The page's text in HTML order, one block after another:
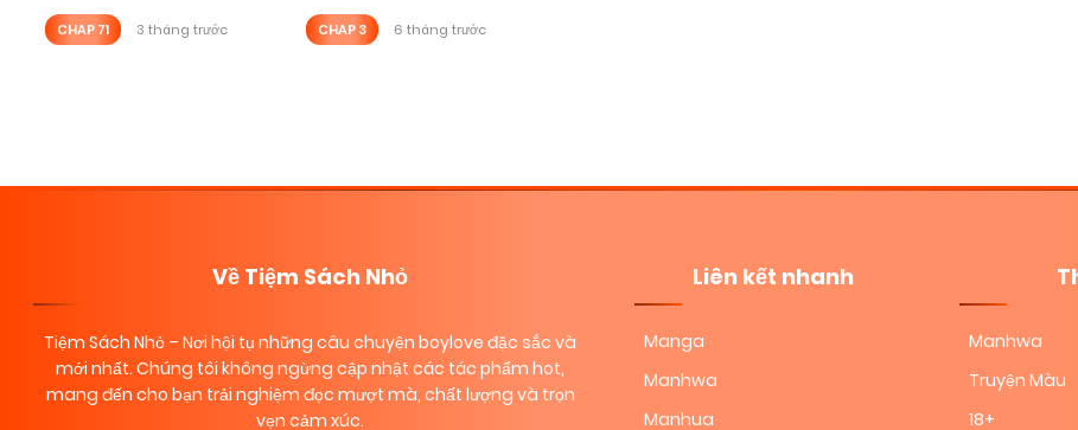
CHAP 71 3 tháng trước CHAP 3 6 tháng trước
Về Tiệm Sách Nhỏ
Tiệm Sách Nhỏ – Nơi hội tụ những câu chuyện boylove đặc sắc và
mới nhất. Chúng tôi không ngừng cập nhật các tác phẩm hot,
mang đến cho bạn trải nghiệm đọc mượt mà, chất lượng và trọn
vẹn cảm xúc.
Liên kết nhanh
Manga
Manhwa
Manhua
Manhwa
Truyện Màu
18+